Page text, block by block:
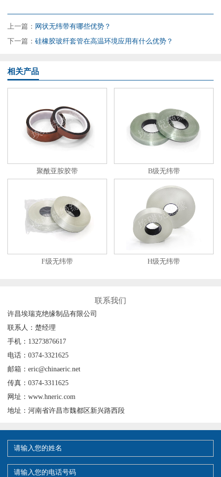
上一篇： 网状无纬带有哪些优势？
下一篇： 硅橡胶玻纤套管在高温环境应用有什么优势？
相关产品
聚酰亚胺胶带 B级无纬带
F级无纬带 H级无纬带
联系我们
许昌埃瑞克绝缘制品有限公司
联系人：楚经理
手机：13273876617
电话：0374-3321625
邮箱：eric@chinaeric.net
传真：0374-3311625
网址：www.hneric.com
地址：河南省许昌市魏都区新兴路西段